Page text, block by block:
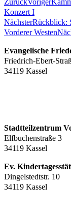
Konzert I
NächsterRückblick:
Vorderer Westen
Evangelische
Friedrich-Ebert-
34119 Kassel
Stadtteilzentrum
Elfbuchenstraße 3
34119 Kassel
Ev.
Dingelstedtstr. 10
34119 Kassel